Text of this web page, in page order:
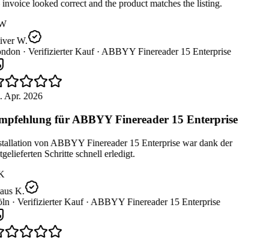
looked correct and the product matches the listing.
W.
· Verifizierter Kauf ·ABBYY Finereader 15 Enterprise
Apr. 2026
für ABBYY Finereader 15 Enterprise
von ABBYY Finereader 15 Enterprise war dank der
Schritte schnell erledigt.
K.
· Verifizierter Kauf ·ABBYY Finereader 15 Enterprise